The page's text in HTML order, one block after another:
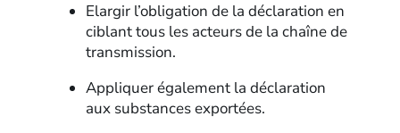
Elargir l’obligation de la déclaration en
ciblant tous les acteurs de la chaîne de
transmission.
Appliquer également la déclaration
aux substances exportées.